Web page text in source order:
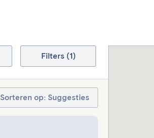
Filters (1)
Sorteren op: Suggesties